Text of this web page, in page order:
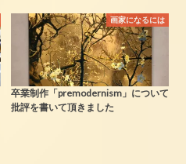
画家になるには
卒業制作「premodernism」について
批評を書いて頂きました